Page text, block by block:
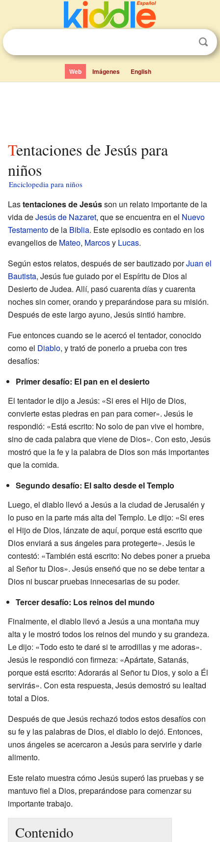
Web Imágenes English
Tentaciones de Jesús para
niños
Enciclopedia para niños
Lastentaciones de Jesússon un relato importante de la
vida deJesús de Nazaret, que se encuentra en el Nuevo
Testamentode la Biblia. Este episodio es contado en los
evangelios de Mateo, Marcosy Lucas.
Según estos relatos, después de ser bautizado porJuan el
Bautista, Jesús fue guiado por el Espíritu de Dios al
Desierto de Judea. Allí, pasó cuarenta días y cuarenta
noches sin comer, orando y preparándose para su misión.
Después de este largo ayuno, Jesús sintió hambre.
Fue entonces cuando se le acercó el tentador, conocido
como el Diablo, y trató de ponerlo a prueba con tres
desafíos:
Primer desafío: El pan en el desierto
El tentador le dijo a Jesús: «Si eres el Hijo de Dios,
convierte estas piedras en pan para comer». Jesús le
respondió: «Está escrito: No solo de pan vive el hombre,
sino de cada palabra que viene de Dios». Con esto, Jesús
mostró que la fe y la palabra de Dios son más importantes
que la comida.
Segundo desafío: El salto desde el Templo
Luego, el diablo llevó a Jesús a la ciudad de Jerusalén y
lo puso en la parte más alta del Templo. Le dijo: «Si eres
el Hijo de Dios, lánzate de aquí, porque está escrito que
Dios enviará a sus ángeles para protegerte». Jesús le
contestó: «También está escrito: No debes poner a prueba
al Señor tu Dios». Jesús enseñó que no se debe tentar a
Dios ni buscar pruebas innecesarias de su poder.
Tercer desafío: Los reinos del mundo
Finalmente, el diablo llevó a Jesús a una montaña muy
alta y le mostró todos los reinos del mundo y su grandeza.
Le dijo: «Todo esto te daré si te arrodillas y me adoras».
Jesús le respondió con firmeza: «Apártate, Satanás,
porque está escrito: Adorarás al Señor tu Dios, y solo a Él
servirás». Con esta respuesta, Jesús demostró su lealtad
total a Dios.
Después de que Jesús rechazó todos estos desafíos con
su fe y las palabras de Dios, el diablo lo dejó. Entonces,
unos ángeles se acercaron a Jesús para servirle y darle
alimento.
Este relato muestra cómo Jesús superó las pruebas y se
mantuvo fiel a Dios, preparándose para comenzar su
importante trabajo.
Contenido